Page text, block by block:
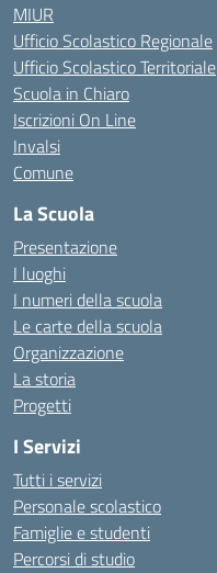
MIUR
Ufficio Scolastico Regionale
Ufficio Scolastico Territoriale
Scuola in Chiaro
Iscrizioni On Line
Invalsi
Comune
La Scuola
Presentazione
I luoghi
I numeri della scuola
Le carte della scuola
Organizzazione
La storia
Progetti
I Servizi
Tutti i servizi
Personale scolastico
Famiglie e studenti
Percorsi di studio